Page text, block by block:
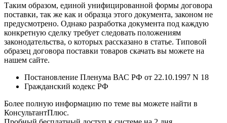
Таким образом, единой унифицированной формы договора
поставки, так же как и образца этого документа, законом не
предусмотрено. Однако разработка документа под каждую
конкретную сделку требует следовать положениям
законодательства, о которых рассказано в статье. Типовой
образец договора поставки товаров скачать вы можете на
нашем сайте.
Постановление Пленума ВАС РФ от 22.10.1997 N 18
Гражданский кодекс РФ
Более полную информацию по теме вы можете найти в
КонсультантПлюс.